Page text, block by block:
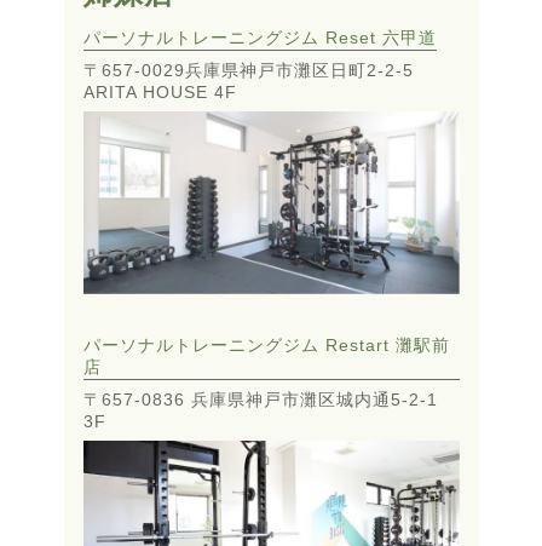
パーソナルトレーニングジム Reset 六甲道
〒657-0029兵庫県神戸市灘区日町2-2-5
ARITA HOUSE 4F
パーソナルトレーニングジム Restart 灘駅前
店
〒657-0836 兵庫県神戸市灘区城内通5-2-1
3F